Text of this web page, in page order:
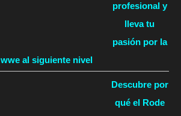
profesional y
lleva tu
pasión por la
wwe al siguiente nivel
Descubre por
qué el Rode